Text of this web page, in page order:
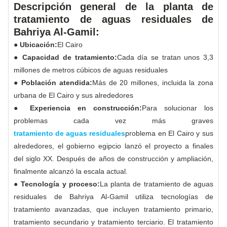
Descripción general de la planta de
tratamiento de aguas residuales de
Bahriya Al-Gamil:
● Ubicación:El Cairo
● Capacidad de tratamiento:Cada día se tratan unos 3,3
millones de metros cúbicos de aguas residuales
● Población atendida:Más de 20 millones, incluida la zona
urbana de El Cairo y sus alrededores
● Experiencia en construcción:Para solucionar los
problemas cada vez más graves
tratamiento de aguas residualesproblema en El Cairo y sus
alrededores, el gobierno egipcio lanzó el proyecto a finales
del siglo XX. Después de años de construcción y ampliación,
finalmente alcanzó la escala actual.
● Tecnología y proceso:La planta de tratamiento de aguas
residuales de Bahriya Al-Gamil utiliza tecnologías de
tratamiento avanzadas, que incluyen tratamiento primario,
tratamiento secundario y tratamiento terciario. El tratamiento